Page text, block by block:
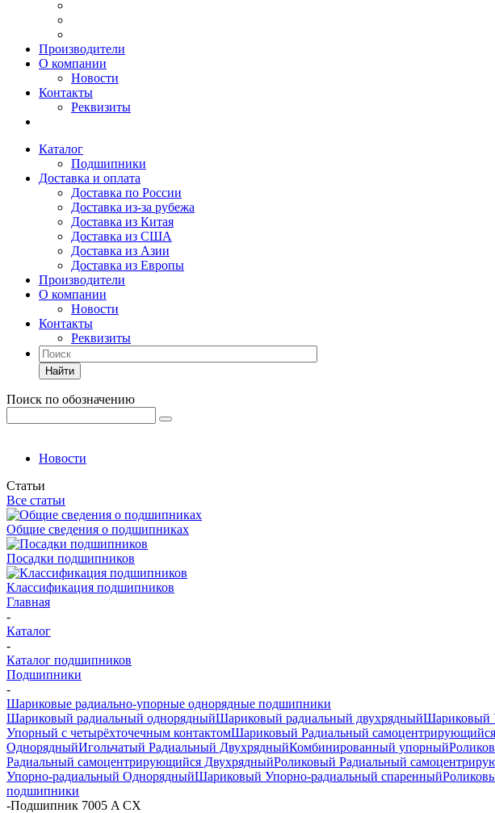
Производители
О компании
Новости
Контакты
Реквизиты
Каталог
Подшипники
Доставка и оплата
Доставка по России
Доставка из-за рубежа
Доставка из Китая
Доставка из США
Доставка из Азии
Доставка из Европы
Производители
О компании
Новости
Контакты
Реквизиты
Найти
Поиск по обозначению
Новости
Статьи
Все статьи
Общие сведения о подшипниках
Посадки подшипников
Классификация подшипников
Главная
-
Каталог
-
Каталог подшипников
Подшипники
-
Шариковые радиально-упорные однорядные подшипники
Шариковый радиальный однорядныйШариковый радиальный двухрядныйШариковый
Упорный с четырёхточечным контактомШариковый Радиальный самоцентрирующийся
ОднорядныйИгольчатый Радиальный ДвухрядныйКомбинированный упорный
Радиальный самоцентрирующийся ДвухрядныйРоликовый Радиальный
Упорно-радиальный ОднорядныйШариковый Упорно-радиальный спаренный
подшипники
-Подшипник 7005 A CX